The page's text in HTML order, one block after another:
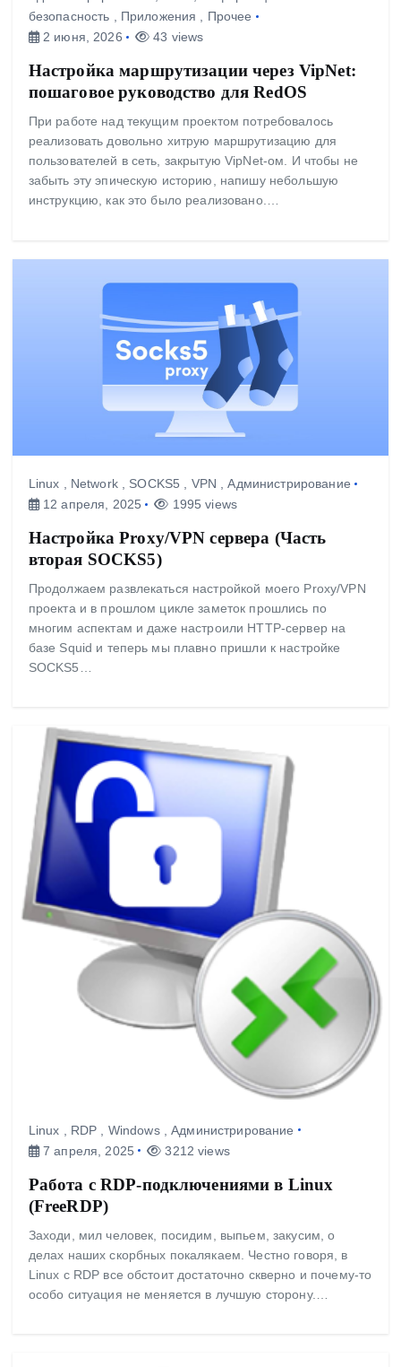
безопасность
Приложения
Прочее
2 июня, 2026
43 views
Настройка маршрутизации через VipNet:
пошаговое руководство для RedOS
При работе над текущим проектом потребовалось
реализовать довольно хитрую маршрутизацию для
пользователей в сеть, закрытую VipNet-ом. И чтобы не
забыть эту эпическую историю, напишу небольшую
инструкцию, как это было реализовано.…
Linux Network, SOCKS5 VPN ,Администрирование
12 апреля, 2025
1995 views
Настройка Proxy/VPN сервера (Часть
вторая SOCKS5)
Продолжаем развлекаться настройкой моего Proxy/VPN
проекта и в прошлом цикле заметок прошлись по
многим аспектам и даже настроили HTTP-сервер на
базе Squid и теперь мы плавно пришли к настройке
SOCKS5…
Linux RDP Windows,Администрирование
7 апреля, 2025
3212 views
Работа с RDP-подключениями в Linux
(FreeRDP)
Заходи, мил человек, посидим, выпьем, закусим, о
делах наших скорбных покалякаем. Честно говоря, в
Linux с RDP все обстоит достаточно скверно и почему-то
особо ситуация не меняется в лучшую сторону.…